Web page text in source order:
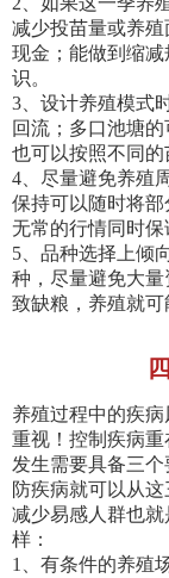
减少投苗量或养
现金；能做到缩
识。
3、设计养殖模式
回流；多口池塘
也可以按照不同的
4、尽量避免养殖
保持可以随时将
无常的行情同时保
5、品种选择上倾
种，尽量避免大
致缺粮，养殖就可
养殖过程中的疾
重视！控制疾病
发生需要具备三
防疾病就可以从
减少易感人群也
样：
1、有条件的养殖